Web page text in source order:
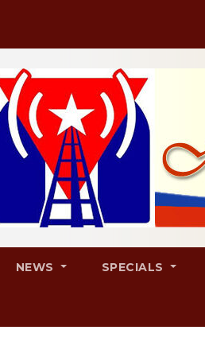
NEWS SPECIALS